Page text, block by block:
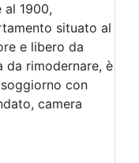
1900,
situato al
e libero da
da rimodernare, è
con
camera